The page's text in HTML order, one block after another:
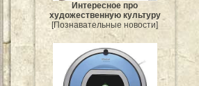
Интересное про
художественную культуру
[Познавательные новости]